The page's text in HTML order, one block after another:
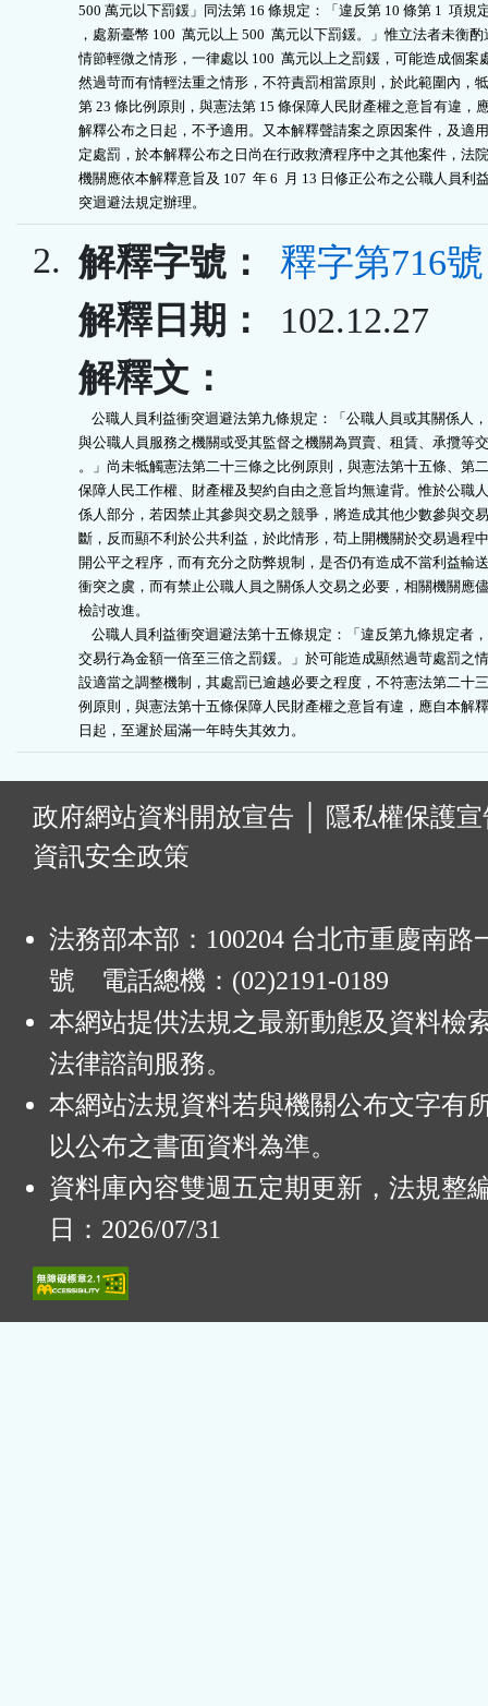
500 萬元以下罰鍰」同法第 16 條規定：「違反第 10 條第 1  項規
，處新臺幣 100  萬元以上 500  萬元以下罰鍰。」惟立法者未衡酌
情節輕微之情形，一律處以 100  萬元以上之罰鍰，可能造成個案
然過苛而有情輕法重之情形，不符責罰相當原則，於此範圍內，
第 23 條比例原則，與憲法第 15 條保障人民財產權之意旨有違，
解釋公布之日起，不予適用。又本解釋聲請案之原因案件，及適
定處罰，於本解釋公布之日尚在行政救濟程序中之其他案件，法
機關應依本解釋意旨及 107  年 6  月 13 日修正公布之公職人員利
突迴避法規定辦理。
2. 解釋字號：
釋字第716號
解釋日期：
102.12.27
解釋文：
公職人員利益衝突迴避法第九條規定：「公職人員或其關係人
與公職人員服務之機關或受其監督之機關為買賣、租賃、承攬等
。」尚未牴觸憲法第二十三條之比例原則，與憲法第十五條、第
保障人民工作權、財產權及契約自由之意旨均無違背。惟於公職
係人部分，若因禁止其參與交易之競爭，將造成其他少數參與交
斷，反而顯不利於公共利益，於此情形，苟上開機關於交易過程
開公平之程序，而有充分之防弊規制，是否仍有造成不當利益輸
衝突之虞，而有禁止公職人員之關係人交易之必要，相關機關應
檢討改進。
公職人員利益衝突迴避法第十五條規定：「違反第九條規定者
交易行為金額一倍至三倍之罰鍰。」於可能造成顯然過苛處罰之
設適當之調整機制，其處罰已逾越必要之程度，不符憲法第二十
例原則，與憲法第十五條保障人民財產權之意旨有違，應自本解
日起，至遲於屆滿一年時失其效力。
政府網站資料開放宣告
隱私權保護
資訊安全政策
法務部本部：100204 台北市重慶南路
號 電話總機：(02)2191-0189
本網站提供法規之最新動態及資料檢
法律諮詢服務。
本網站法規資料若與機關公布文字有
以公布之書面資料為準。
資料庫內容雙週五定期更新，法規整
日：2026/07/31